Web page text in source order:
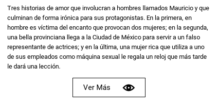
Tres historias de amor que involucran a hombres llamados Mauricio y que
culminan de forma irónica para sus protagonistas. En la primera, en
hombre es víctima del encanto que provocan dos mujeres; en la segunda,
una bella provinciana llega a la Ciudad de México para servir a un falso
representante de actrices; y en la última, una mujer rica que utiliza a uno
de sus empleados como máquina sexual le regala un reloj que más tarde
le dará una lección.
Ver Más